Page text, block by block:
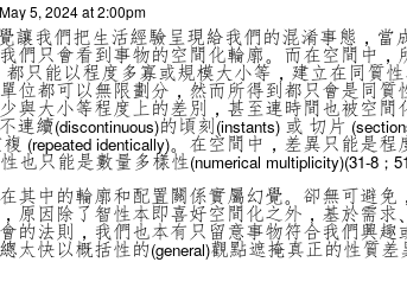
5, 2024 at 2:00pm
讓我們把生活經驗呈現給我們的混淆事態，當
們只會看到事物的空間化輪廓。而在空間中，
都只能以程度多寡或規模大小等，建立在同質
位都可以無限劃分，然而所得到都只會是同質
與大小等程度上的差別，甚至連時間也被空間
連續(discontinuous)的頃刻(instants)或 切片
(repeated identically)。在空間中，差異只能是程
也只能是數量多樣性(numerical multiplicity)(31-8；
其中的輪廓和配置關係實屬幻覺。卻無可避免
原因除了智性本即喜好空間化之外，基於需求
的法則，我們也本有只留意事物符合我們興趣
太快以概括性的(general)觀點遮掩真正的性質差